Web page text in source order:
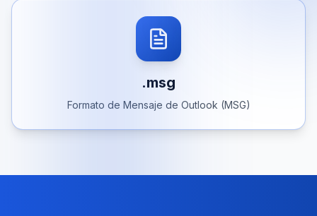
.msg
Formato de Mensaje de Outlook (MSG)